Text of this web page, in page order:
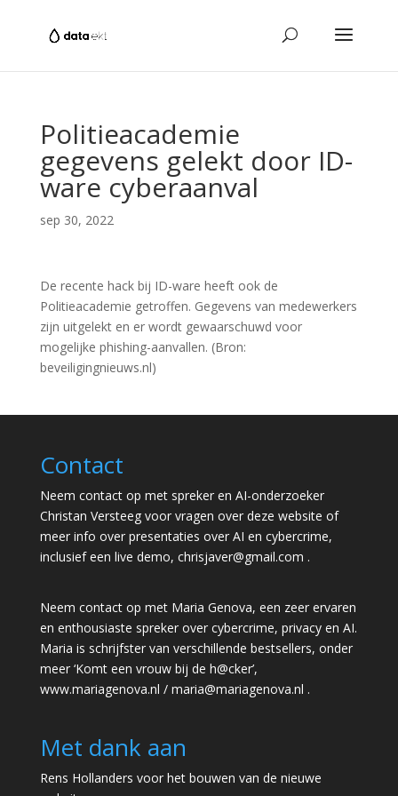
Politieacademie
gegevens gelekt door ID-
ware cyberaanval
sep 30, 2022
De recente hack bij ID-ware heeft ook de
Politieacademie getroffen. Gegevens van medewerkers
zijn uitgelekt en er wordt gewaarschuwd voor
mogelijke phishing-aanvallen. (Bron:
beveiligingnieuws.nl)
Contact
Neem contact op met spreker en AI-onderzoeker
Christan Versteeg voor vragen over deze website of
meer info over presentaties over AI en cybercrime,
inclusief een live demo, chrisjaver@gmail.com .
Neem contact op met Maria Genova, een zeer ervaren
en enthousiaste spreker over cybercrime, privacy en AI.
Maria is schrijfster van verschillende bestsellers, onder
meer ‘Komt een vrouw bij de h@cker’,
www.mariagenova.nl / maria@mariagenova.nl .
Met dank aan
Rens Hollanders voor het bouwen van de nieuwe